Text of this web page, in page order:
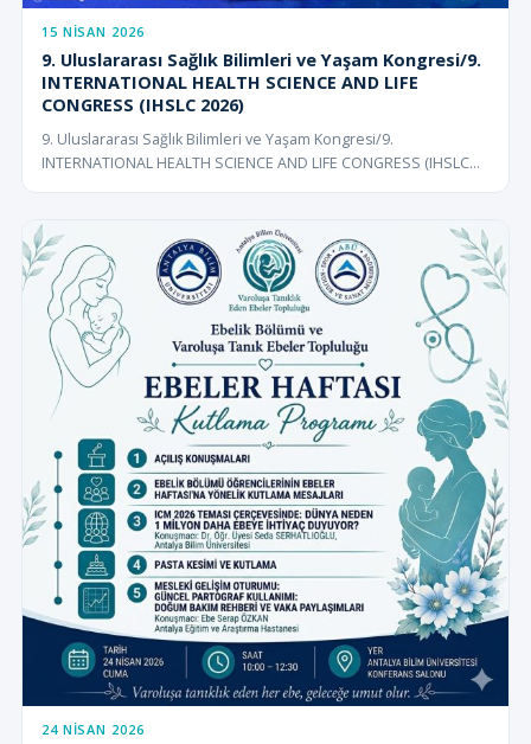
15 NISAN 2026
9. Uluslararası Sağlık Bilimleri ve Yaşam Kongresi/9.
INTERNATIONAL HEALTH SCIENCE AND LIFE
CONGRESS (IHSLC 2026)
9. Uluslararası Sağlık Bilimleri ve Yaşam Kongresi/9.
INTERNATIONAL HEALTH SCIENCE AND LIFE CONGRESS (IHSLC
24 NISAN 2026